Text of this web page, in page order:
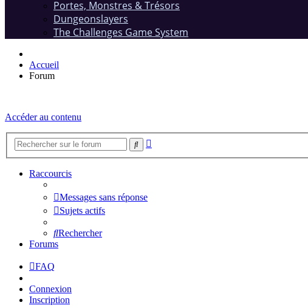
Portes, Monstres & Trésors
Dungeonslayers
The Challenges Game System
Accueil
Forum
Accéder au contenu
Rechercher
Raccourcis
Messages sans réponse
Sujets actifs
Rechercher
Forums
FAQ
Connexion
Inscription